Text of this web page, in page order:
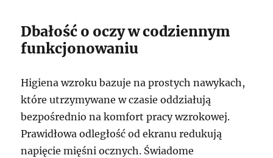
Dbałość o oczy w codziennym
funkcjonowaniu
Higiena wzroku bazuje na prostych nawykach,
które utrzymywane w czasie oddziałują
bezpośrednio na komfort pracy wzrokowej.
Prawidłowa odległość od ekranu redukują
napięcie mięśni ocznych. Świadome